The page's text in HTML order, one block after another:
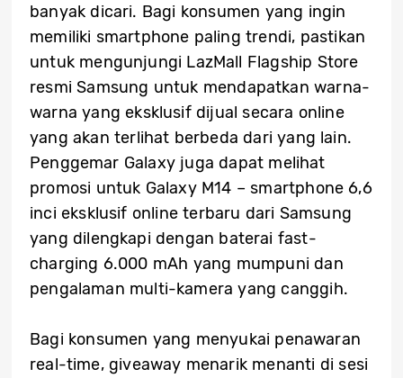
banyak dicari. Bagi konsumen yang ingin
memiliki smartphone paling trendi, pastikan
untuk mengunjungi LazMall Flagship Store
resmi Samsung untuk mendapatkan warna-
warna yang eksklusif dijual secara online
yang akan terlihat berbeda dari yang lain.
Penggemar Galaxy juga dapat melihat
promosi untuk Galaxy M14 – smartphone 6,6
inci eksklusif online terbaru dari Samsung
yang dilengkapi dengan baterai fast-
charging 6.000 mAh yang mumpuni dan
pengalaman multi-kamera yang canggih.
Bagi konsumen yang menyukai penawaran
real-time, giveaway menarik menanti di sesi